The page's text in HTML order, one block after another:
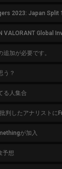
加が必要です。
う？
る人集合
が加入
予想